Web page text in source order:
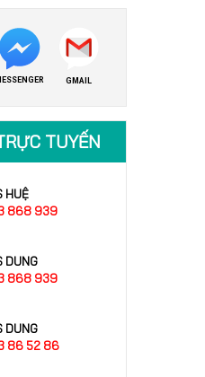
GMAIL
TUYẾN
HUỆ
868 939
DUNG
868 939
DUNG
86 52 86